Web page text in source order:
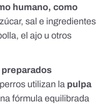
humano, como
sal e ingredientes
el ajo u otros
preparados
utilizan la pulpa
fórmula equilibrada